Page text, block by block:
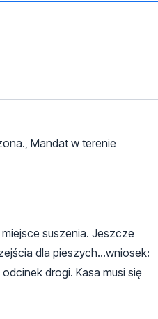
Mandat w terenie
suszenia. Jeszcze
dla pieszych...wniosek:
drogi. Kasa musi się